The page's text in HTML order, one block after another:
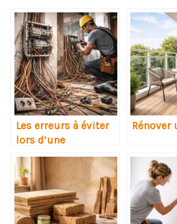
Les erreurs à éviter
lors d’une
rénovation
électrique
Rénover